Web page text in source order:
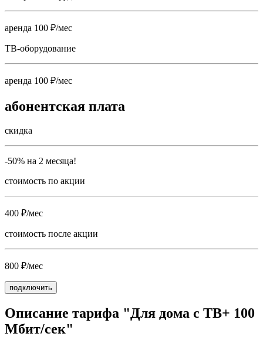
аренда 100 ₽/мес
ТВ-оборудование
аренда 100 ₽/мес
абонентская плата
скидка
-50% на 2 месяца!
стоимость по акции
400 ₽/мес
стоимость после акции
800 ₽/мес
подключить
Описание тарифа "Для дома с ТВ+ 100
Мбит/сек"